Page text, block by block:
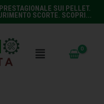
SUI PELLET.
SCORTE. SCOPRI...